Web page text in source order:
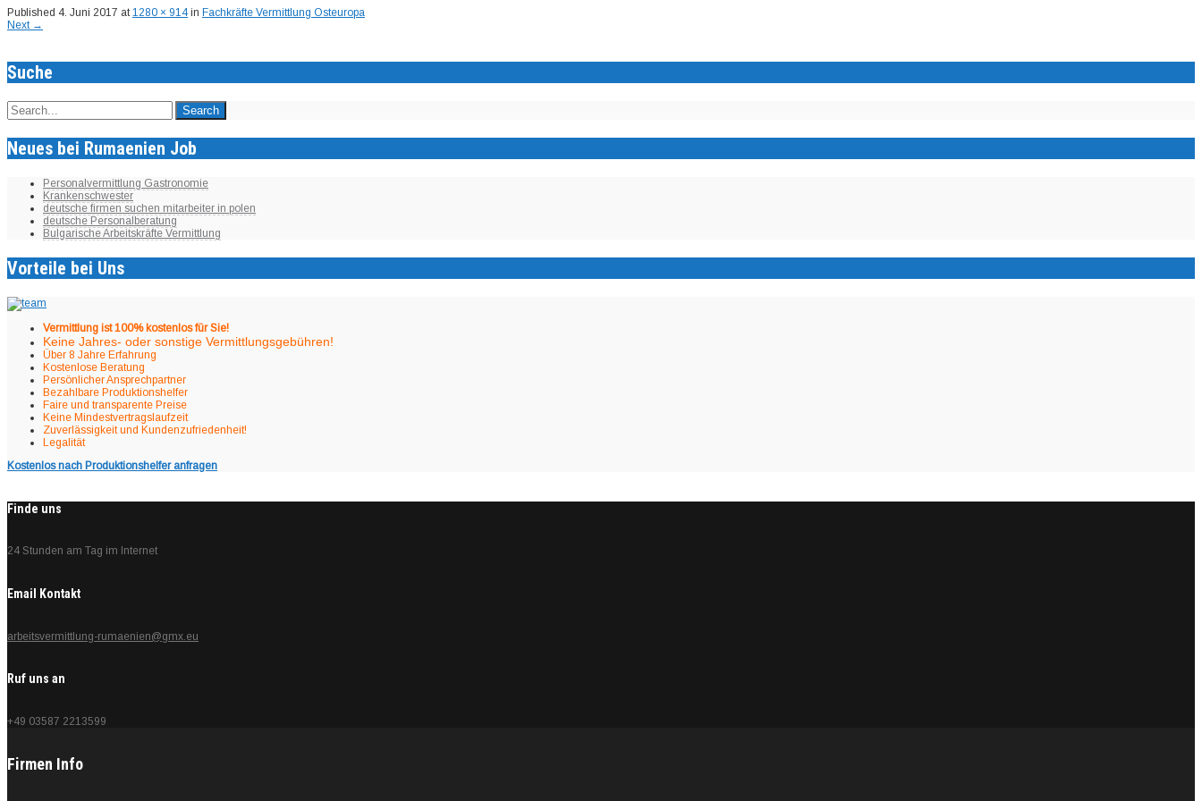
Published 4. Juni 2017 at1280 × 914in Fachkräfte Vermittlung Osteuropa
Next →
Suche
Neues bei Rumaenien Job
Personalvermittlung Gastronomie
Krankenschwester
deutsche firmen suchen mitarbeiter in polen
deutsche Personalberatung
Bulgarische Arbeitskräfte Vermittlung
Vorteile bei Uns
Vermittlung ist 100% kostenlos für Sie!
Keine Jahres- oder sonstige Vermittlungsgebühren!
Über 8 Jahre Erfahrung
Kostenlose Beratung
Persönlicher Ansprechpartner
Bezahlbare Produktionshelfer
Faire und transparente Preise
Keine Mindestvertragslaufzeit
Zuverlässigkeit und Kundenzufriedenheit!
Legalität
Kostenlos nach Produktionshelfer anfragen
Finde uns
24 Stunden am Tag im Internet
Email Kontakt
arbeitsvermittlung-rumaenien@gmx.eu
Ruf uns an
+49 03587 2213599
Firmen Info